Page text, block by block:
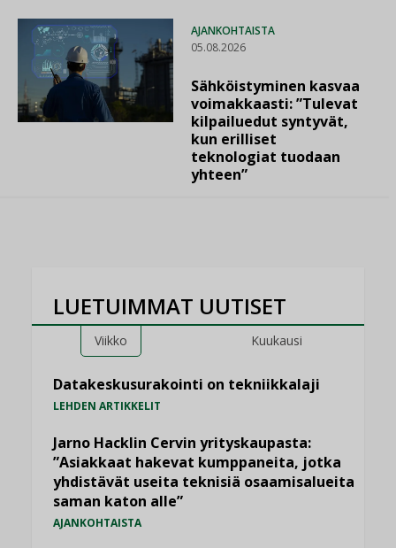
AJANKOHTAISTA
05.08.2026
Sähköistyminen kasvaa
voimakkaasti: ”Tulevat
kilpailuedut syntyvät,
kun erilliset
teknologiat tuodaan
yhteen”
LUETUIMMAT UUTISET
Viikko Kuukausi
Datakeskusurakointi on tekniikkalaji
LEHDEN ARTIKKELIT
Jarno Hacklin Cervin yrityskaupasta:
”Asiakkaat hakevat kumppaneita, jotka
yhdistävät useita teknisiä osaamisalueita
saman katon alle”
AJANKOHTAISTA